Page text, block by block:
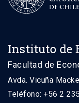
Instituto de
Facultad de
Avda. Vicuña
Teléfono: +56 2